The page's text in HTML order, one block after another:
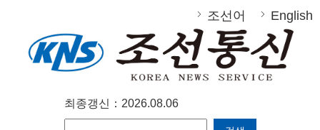
조선어 English
최종갱신：2026.08.06